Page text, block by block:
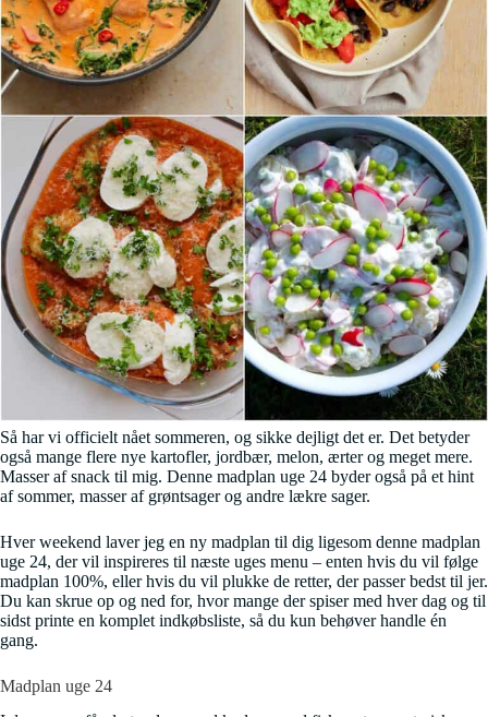
Så har vi officielt nået sommeren, og sikke dejligt det er. Det betyder
også mange flere nye kartofler, jordbær, melon, ærter og meget mere.
Masser af snack til mig. Denne madplan uge 24 byder også på et hint
af sommer, masser af grøntsager og andre lækre sager.
Hver weekend laver jeg en ny madplan til dig ligesom denne madplan
uge 24, der vil inspireres til næste uges menu – enten hvis du vil følge
madplan 100%, eller hvis du vil plukke de retter, der passer bedst til jer.
Du kan skrue op og ned for, hvor mange der spiser med hver dag og til
sidst printe en komplet indkøbsliste, så du kun behøver handle én
gang.
Madplan uge 24